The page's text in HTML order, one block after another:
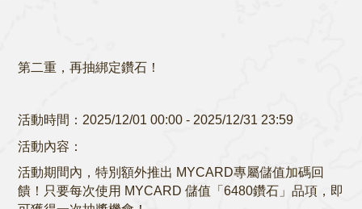
第二重，再抽綁定鑽石！
活動時間：2025/12/01 00:00 - 2025/12/31 23:59
活動內容：
活動期間內，特別額外推出 MYCARD專屬儲值加碼回
饋！只要每次使用 MYCARD 儲值「6480鑽石」品項，即